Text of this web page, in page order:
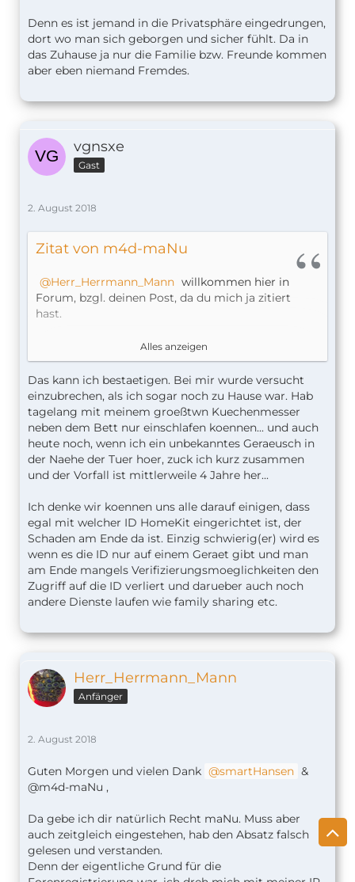
Denn es ist jemand in die Privatsphäre eingedrungen,
dort wo man sich geborgen und sicher fühlt. Da in
das Zuhause ja nur die Familie bzw. Freunde kommen
aber eben niemand Fremdes.
vgnsxe
Gast
2. August 2018
Zitat von m4d-maNu
Herr_Herrmann_Mann willkommen hier in
Forum, bzgl. deinen Post, da du mich ja zitiert
hast.
Ich selbst streite das alles was du schreibst nicht
ab, nur ändert es nicht meine Meinung dazu. Wenn
meine iPad (Zentrale) wegkommt, ist alles was mit
der Apple ID, HomeKit, etc. zusammen hängt, ist
dann mein kleinstes Problem.
Apple ID kann man sich zur Not eine neue
machen
eine neue KK Nummer dann
Durch die gesperrte KK sind auch alle Abos
die damit gezahlt werden hinfällig, denn die
melden sich dann schon wenn sie wieder
Geld wollen (wichtig ist halt dass die Adresse
stimmt die hinterlegt ist, damit sie sich per
Brief melden könnten).
Alle Geräte die über die Zentrale gesperrt
werden.
etc.
Ist also alles kein wirkliches Problem, außer das
Was aber bleibt und das wird dir jeder Sagen
mal hatte, das Ungute Gefühl in den eigenen vier
Wänden bleibt und zwingt diese Leute oft sogar
sich eine neue Zuhause dann zu suchen. Vereinzelt
hängt dass dann sogar mit einen neuen Stadtteil
Alles anzeigen
Das kann ich bestaetigen. Bei mir wurde versucht
einzubrechen, als ich sogar noch zu Hause war. Hab
tagelang mit meinem groeßtwn Kuechenmesser
neben dem Bett nur einschlafen koennen... und auch
heute noch, wenn ich ein unbekanntes Geraeusch in
der Naehe der Tuer hoer, zuck ich kurz zusammen
und der Vorfall ist mittlerweile 4 Jahre her...
Ich denke wir koennen uns alle darauf einigen, dass
egal mit welcher ID HomeKit eingerichtet ist, der
Schaden am Ende da ist. Einzig schwierig(er) wird es
wenn es die ID nur auf einem Geraet gibt und man
am Ende mangels Verifizierungsmoeglichkeiten den
Zugriff auf die ID verliert und darueber auch noch
andere Dienste laufen wie family sharing etc.
Herr_Herrmann_Mann
Anfänger
2. August 2018
Guten Morgen und vielen Dank smartHansen &
@m4d-maNu ,
Da gebe ich dir natürlich Recht maNu. Muss aber
auch zeitgleich eingestehen, hab den Absatz falsch
gelesen und verstanden.
Denn der eigentliche Grund für die